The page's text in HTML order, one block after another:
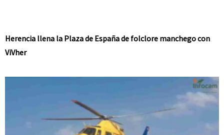
Herencia llena la Plaza de España de folclore manchego con
ViVher